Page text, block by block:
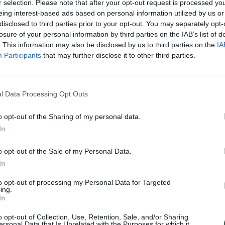
selection. Please note that after your opt-out request is processed
interest-based ads based on personal information utilized by us
to third parties prior to your opt-out. You may separately
of your personal information by third parties on the IAB’s list of
This information may also be disclosed by us to third parties on the
Participants that may further disclose it to other third parties.
Data Processing Opt Outs
opt-out of the Sharing of my personal data.
opt-out of the Sale of my Personal Data.
opt-out of processing my Personal Data for Targeted
opt-out of Collection, Use, Retention, Sale, and/or Sharing
Visi įrašai
00:12:58
Pravėrė ukrainiečių pinigines: atsakė, kiek
vidutiniškai uždirba ir kaip išsilaiko šalies
Laidos Nauja diena
Pamatykite atsisveikinimo su K. Prunskiene
Antakalnio kapinėse